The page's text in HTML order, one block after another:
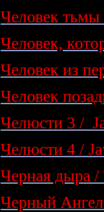
Человек
Человек,
Человек из
Человек
Челюсти 3 /
Челюсти 4 /
Черная дыра
Черный